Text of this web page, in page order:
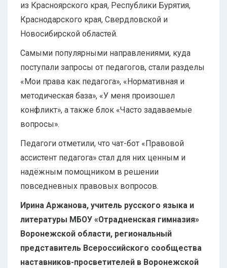
из Красноярского края, Республики Бурятия,
Краснодарского края, Свердловской и
Новосибирской областей.
Самыми популярными направлениями, куда
поступали запросы от педагогов, стали разделы
«Мои права как педагога», «Нормативная и
методическая база», «У меня произошел
конфликт», а также блок «Часто задаваемые
вопросы».
Педагоги отметили, что чат-бот «Правовой
ассистент педагога» стал для них ценным и
надёжным помощником в решении
повседневных правовых вопросов.
Ирина Аржанова, учитель русского языка и
литературы МБОУ «Отрадненская гимназия»
Воронежской области, региональный
представитель Всероссийского сообщества
наставников-просветителей в Воронежской